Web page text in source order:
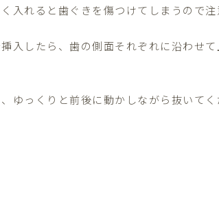
入れると歯ぐきを傷つけてしまうので注
入したら、歯の側面それぞれに沿わせ
ゆっくりと前後に動かしながら抜いてく